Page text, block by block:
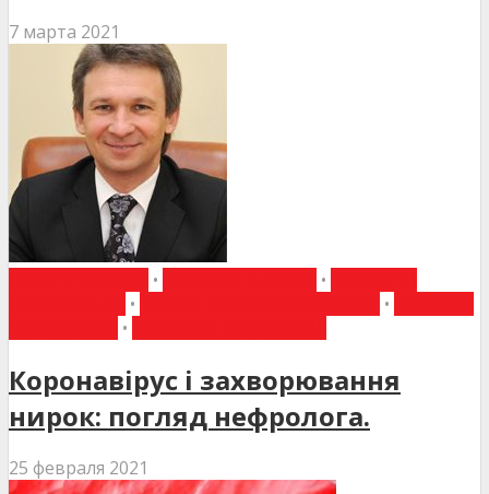
7 марта 2021
• •
• •
•
Коронавірус і захворювання
нирок: погляд нефролога.
25 февраля 2021